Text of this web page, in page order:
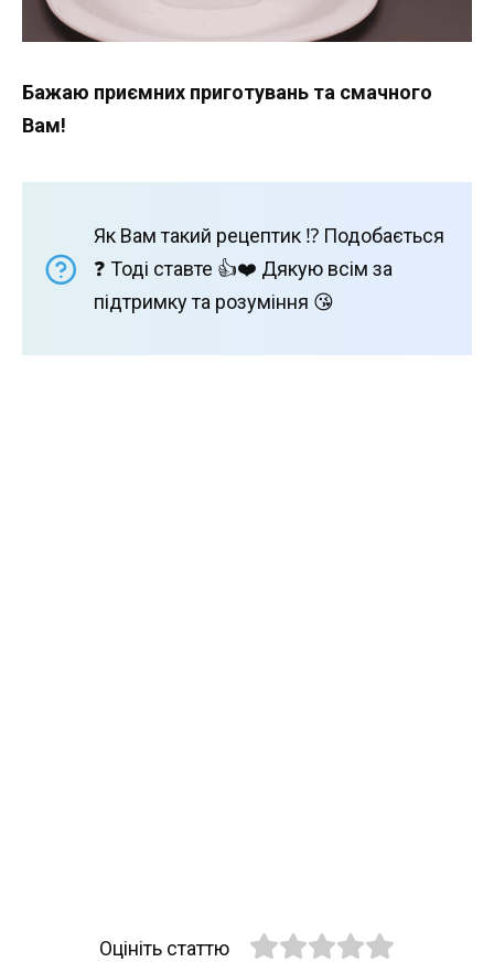
Бажаю приємних приготувань та смачного
Вам!
Як Вам такий рецептик ⁉️ Подобається
❓ Тоді ставте 👍❤️ Дякую всім за
підтримку та розуміння 😘
Оцініть статтю